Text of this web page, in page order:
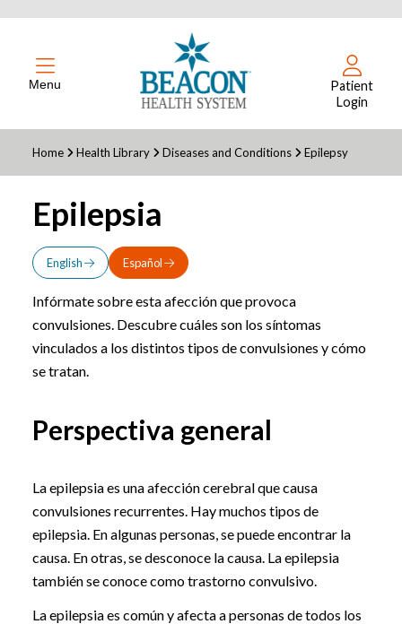
Menu
Patient
Login
Home Health Library Diseases and Conditions Epilepsy
Epilepsia
English Español
Infórmate sobre esta afección que provoca
convulsiones. Descubre cuáles son los síntomas
vinculados a los distintos tipos de convulsiones y cómo
se tratan.
Perspectiva general
La epilepsia es una afección cerebral que causa
convulsiones recurrentes. Hay muchos tipos de
epilepsia. En algunas personas, se puede encontrar la
causa. En otras, se desconoce la causa. La epilepsia
también se conoce como trastorno convulsivo.
La epilepsia es común y afecta a personas de todos los